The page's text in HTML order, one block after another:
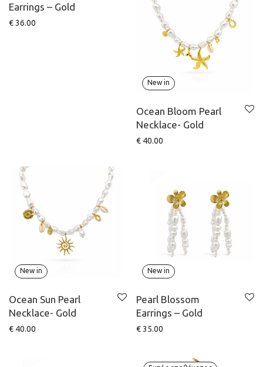
Earrings – Gold
€36.00
New in
Ocean Bloom Pearl
Necklace- Gold
€ 40.00
New in
Ocean Sun Pearl
Necklace- Gold
€ 40.00
New in
Pearl Blossom
Earrings – Gold
€35.00